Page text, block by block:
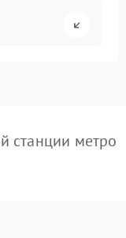
станции метро